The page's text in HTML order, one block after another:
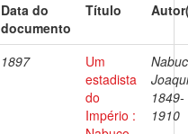
Data do
documento
Título
1897
Um
estadista
do
Império :
1849-
1910